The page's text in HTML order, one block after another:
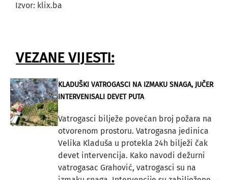
Izvor: klix.ba
VEZANE VIJESTI:
KLADUŠKI VATROGASCI NA IZMAKU SNAGA, JUČER
INTERVENISALI DEVET PUTA
Vatrogasci bilježe povećan broj požara na
otvorenom prostoru. Vatrogasna jedinica
Velika Kladuša u protekla 24h bilježi čak
devet intervencija. Kako navodi dežurni
vatrogasac Grahović, vatrogasci su na